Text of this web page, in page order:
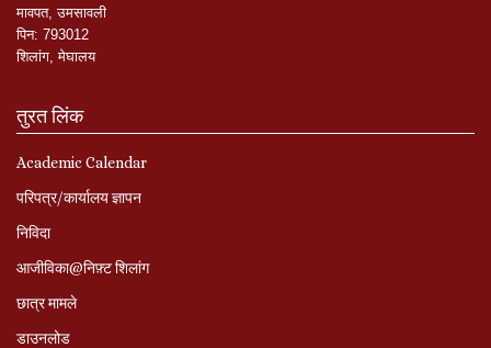
मावपत,उमसावली
पिन: 793012
शिलांग ,मेघालय
तुरत लिंक
Academic Calendar
परिपत्र/कार्यालय ज्ञापन
निविदा
आजीविका@निफ़्ट शिलांग
छात्र मामले
डाउनलोड